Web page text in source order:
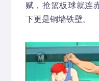
赋，抢篮板球就连
下更是铜墙铁壁。